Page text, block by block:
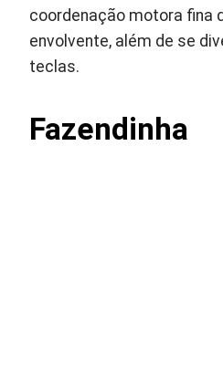
coordenação motora fina
envolvente, além de se
teclas.
Fazendinha